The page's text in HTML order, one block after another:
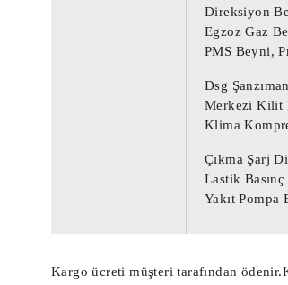
Yat Motor Beyni, TIR
Start Stop Beyni, Akü
Sanruf Motoru, Sanruf
Debriyaj Aksiyoneri,
Far Beyni, Çıkma Far
Sam Beyni, Çıkma Sam
Çıkma BSM Sigorta Kutusu,
Direksiyon
Egzoz Gaz
PMS Beyni,
Dsg
Merkezi Kilit
Klima
Çıkma Şarj
Lastik
Yakıt
Kargo ücreti müşteri tarafından